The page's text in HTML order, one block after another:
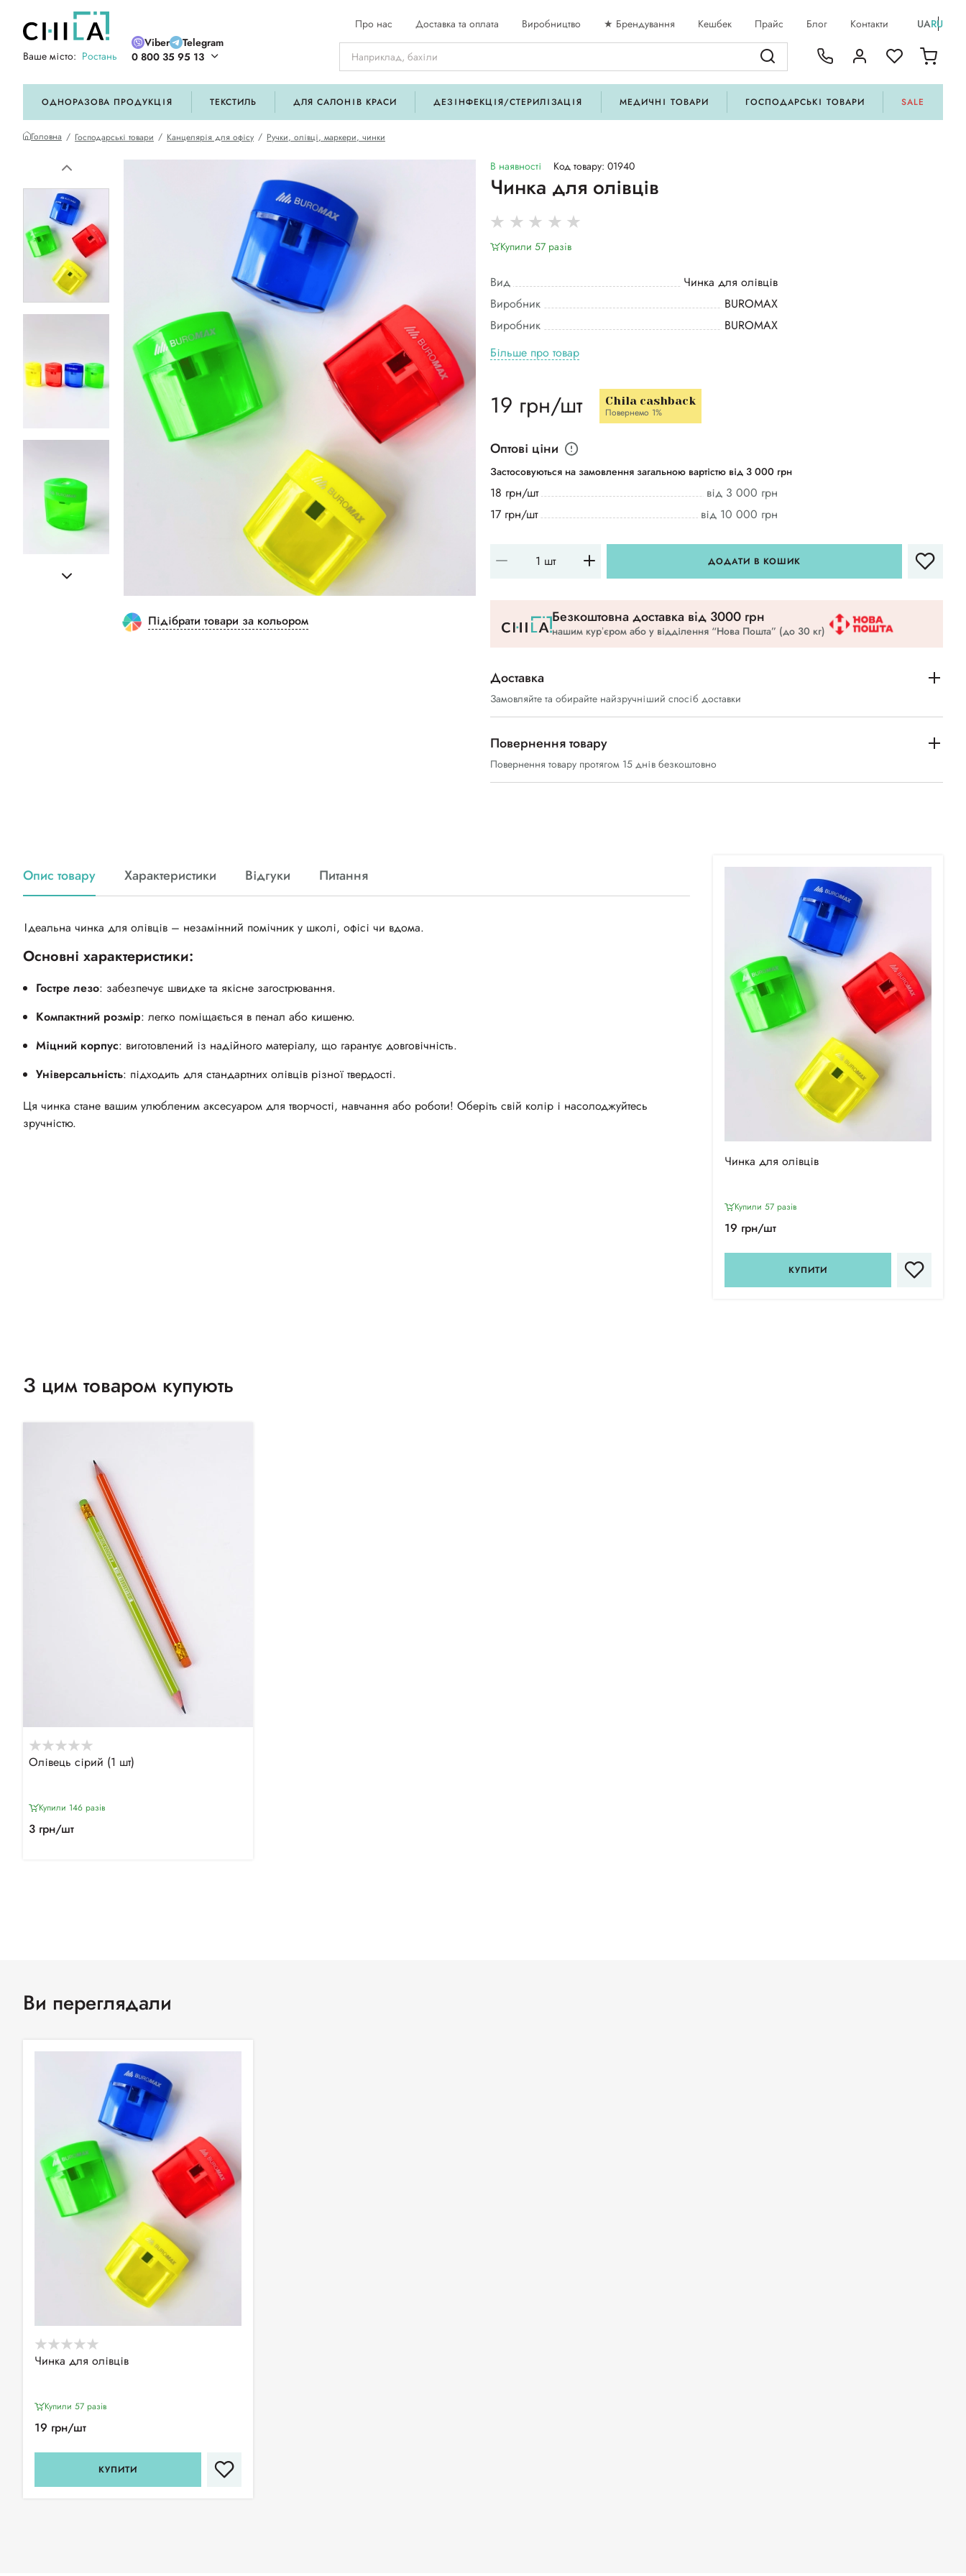
Ваше місто: Ростань
Viber
Telegram
0 800 35 95 13
Про нас Доставка та оплата Виробництво ★ Брендування Кешбек Прайс Блог Контакти UARU
ОДНОРАЗОВА ПРОДУКЦІЯ ТЕКСТИЛЬ ДЛЯ САЛОНІВ КРАСИ ДЕЗІНФЕКЦІЯ/СТЕРИЛІЗАЦІЯ МЕДИЧНІ ТОВАРИ ГОСПОДАРСЬКІ ТОВАРИ SALE
Головна Господарські товари Канцелярія для офісу Ручки, олівці, маркери, чинки
Підібрати товари за кольором
В наявності Код товару: 01940
Чинка для олівців
Купили 57 разiв
Вид
Чинка для олівців
Виробник
BUROMAX
Виробник
BUROMAX
Більше про товар
19 грн/шт Chila cashback
Повернемо 1%
Оптові ціни
Застосовуються на замовлення загальною вартістю від 3 000 грн
18 грн/шт
від 3 000 грн
17 грн/шт
від 10 000 грн
ДОДАТИ В КОШИК
Безкоштовна доставка вiд 3000 грн
нашим курʼєром або у відділення “Нова Пошта” (до 30 кг)
Доставка
Замовляйте та обирайте найзручніший спосіб доставки
Повернення товару
Повернення товару протягом 15 днів безкоштовно
Опис товару Характеристики Відгуки Питання
Ідеальна чинка для олівців – незамінний помічник у школі, офісі чи вдома.
Основні характеристики:
Гостре лезо: забезпечує швидке та якісне загострювання.
Компактний розмір: легко поміщається в пенал або кишеню.
Міцний корпус: виготовлений із надійного матеріалу, що гарантує довговічність.
Універсальність: підходить для стандартних олівців різної твердості.
Ця чинка стане вашим улюбленим аксесуаром для творчості, навчання або роботи! Оберіть свій колір і насолоджуйтесь
зручністю.
Чинка для олівців
Купили 57 разiв
19 грн/шт
КУПИТИ
З цим товаром купують
Олівець сірий (1 шт)
Купили 146 разiв
3 грн/шт
Ви переглядали
Чинка для олівців
Купили 57 разiв
19 грн/шт
КУПИТИ